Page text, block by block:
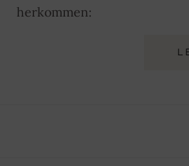
herkommen: